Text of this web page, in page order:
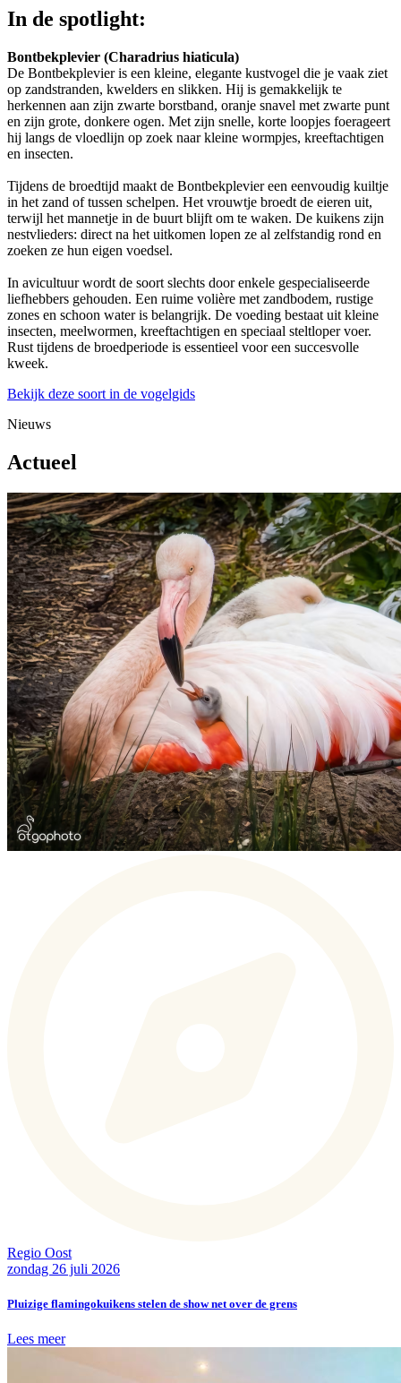
In de spotlight:
Bontbekplevier (Charadrius hiaticula)
De Bontbekplevier is een kleine, elegante kustvogel die je vaak ziet
op zandstranden, kwelders en slikken. Hij is gemakkelijk te
herkennen aan zijn zwarte borstband, oranje snavel met zwarte punt
en zijn grote, donkere ogen. Met zijn snelle, korte loopjes foerageert
hij langs de vloedlijn op zoek naar kleine wormpjes, kreeftachtigen
en insecten.
Tijdens de broedtijd maakt de Bontbekplevier een eenvoudig kuiltje
in het zand of tussen schelpen. Het vrouwtje broedt de eieren uit,
terwijl het mannetje in de buurt blijft om te waken. De kuikens zijn
nestvlieders: direct na het uitkomen lopen ze al zelfstandig rond en
zoeken ze hun eigen voedsel.
In avicultuur wordt de soort slechts door enkele gespecialiseerde
liefhebbers gehouden. Een ruime volière met zandbodem, rustige
zones en schoon water is belangrijk. De voeding bestaat uit kleine
insecten, meelwormen, kreeftachtigen en speciaal steltloper voer.
Rust tijdens de broedperiode is essentieel voor een succesvolle
kweek.
Bekijk deze soort in de vogelgids
Nieuws
Actueel
Regio Oost
zondag 26 juli 2026
Pluizige flamingokuikens stelen de show net over de grens
Lees meer